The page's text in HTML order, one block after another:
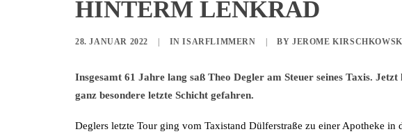
HINTERM LENKRAD
28. JANUAR 2022 INISARFLIMMERN BYJEROME
Insgesamt 61 Jahre lang saß Theo Degler am Steuer seines Taxis.
ganz besondere letzte Schicht gefahren.
Deglers letzte Tour ging vom Taxistand Dülferstraße zu einer Apotheke in